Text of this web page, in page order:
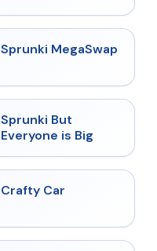
★ 4.5
Sprunki MegaSwap
Sprunki But
Everyone is Big
Crafty Car